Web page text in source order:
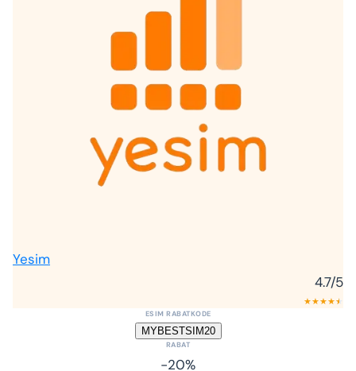
Yesim
4.7/5
★★★★★
★
ESIM RABATKODE
MYBESTSIM20
RABAT
-20%